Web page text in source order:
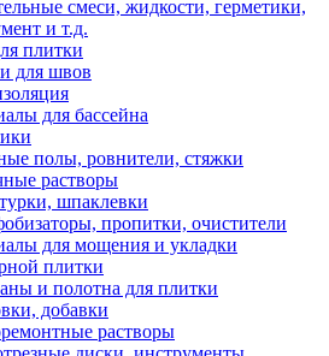
смеси, жидкости, герметики,
и т.д.
плитки
для швов
для бассейна
полы, ровнители, стяжки
растворы
шпаклевки
пропитки, очистители
для мощения и укладки
плитки
и полотна для плитки
добавки
растворы